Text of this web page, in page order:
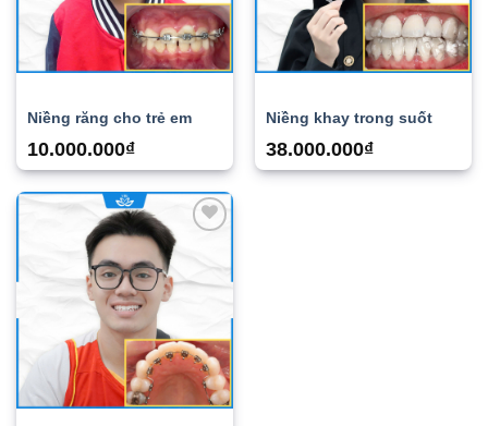
Niềng răng cho trẻ em
10.000.000₫
Niềng khay trong suốt
38.000.000₫